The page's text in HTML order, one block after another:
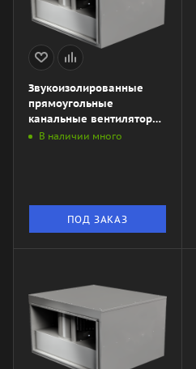
Звукоизолированные
прямоугольные
канальные вентиляторы
ZKSA 600х300-4L3
В наличии много
ПОД ЗАКАЗ